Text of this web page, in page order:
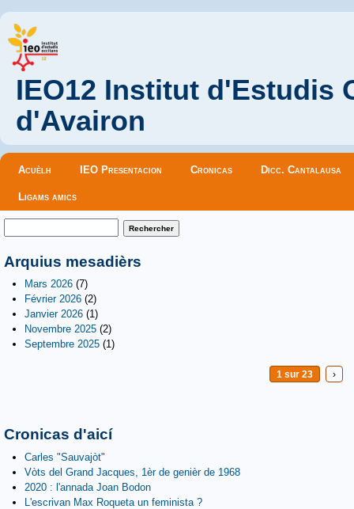
IEO12 Institut d'Estudis
d'Avairon
Menu principal
Acuèlh IEO Presentacion Cronicas Dicc. Cantalausa
Ligams amics
Formulaire de recherche
Arquius mesadièrs
Mars 2026 (7)
Février 2026 (2)
Janvier 2026 (1)
Novembre 2025 (2)
Septembre 2025 (1)
1 sur 23 ›
Cronicas d'aicí
Carles "Sauvajòt"
Vòts del Grand Jacques, 1èr de genièr de 1968
2020 : l'annada Joan Bodon
L'escrivan Max Roqueta un feminista ?